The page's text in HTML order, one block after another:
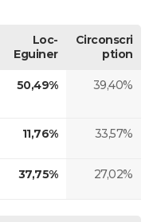
Loc-
Eguiner
Circonscri
ption
50,49% 39,40%
11,76% 33,57%
37,75% 27,02%